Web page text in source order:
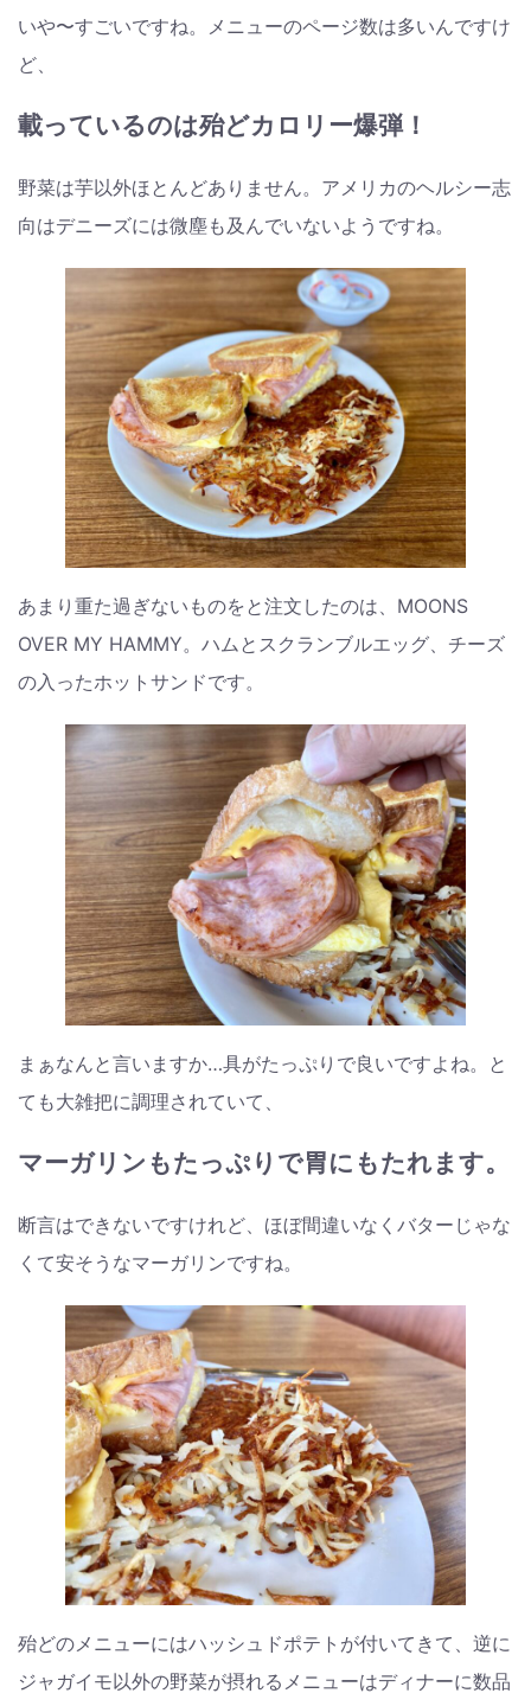
いや〜すごいですね。メニューのページ数は多いんですけ
ど、
載っているのは殆どカロリー爆弾！
野菜は芋以外ほとんどありません。アメリカのヘルシー志
向はデニーズには微塵も及んでいないようですね。
あまり重た過ぎないものをと注文したのは、MOONS
OVER MY HAMMY。ハムとスクランブルエッグ、チーズ
の入ったホットサンドです。
まぁなんと言いますか…具がたっぷりで良いですよね。と
ても大雑把に調理されていて、
マーガリンもたっぷりで胃にもたれます。
断言はできないですけれど、ほぼ間違いなくバターじゃな
くて安そうなマーガリンですね。
殆どのメニューにはハッシュドポテトが付いてきて、逆に
ジャガイモ以外の野菜が摂れるメニューはディナーに数品